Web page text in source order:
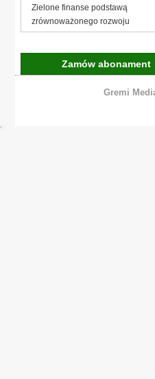
Zielone finanse podstawą
zrównoważonego rozwoju
Zamów abonament
Gremi